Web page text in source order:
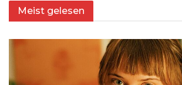
Meist gelesen